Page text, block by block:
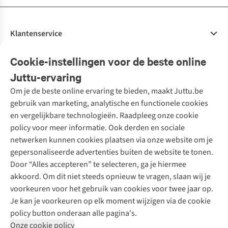
Cookie-instellingen voor de beste online
Juttu-ervaring
Om je de beste online ervaring te bieden, maakt Juttu.be
gebruik van marketing, analytische en functionele cookies
en vergelijkbare technologieën. Raadpleeg onze cookie
policy voor meer informatie. Ook derden en sociale
netwerken kunnen cookies plaatsen via onze website om je
gepersonaliseerde advertenties buiten de website te tonen.
Door “Alles accepteren” te selecteren, ga je hiermee
akkoord. Om dit niet steeds opnieuw te vragen, slaan wij je
voorkeuren voor het gebruik van cookies voor twee jaar op.
Je kan je voorkeuren op elk moment wijzigen via de cookie
policy button onderaan alle pagina's.
Onze cookie policy
Klantenservice
Bestellen
Betalen
10% studentenkorting
Klarna - achteraf betalen
Levering
Retourneren
Bestelling herroepen
Garantie
Contact
Onze diensten
Tweedehands - ReJUsed
Kledingatelier
Personal shopping
Textielbox
Events / workshops
Juttu
Over ons
Juttu Friends
Inspiratie
Werken bij Juttu
Onze winkels
De wereld van Juttu
Verantwoord ondernemen
Toegankelijkheidsverklaring
Merken
Nathalie Vleeschouwer
Selected dames
HKLiving
Dickies
Sessùn
Strom
O My Bag
Meld je aan voor de nieuwsbrief
Follow us